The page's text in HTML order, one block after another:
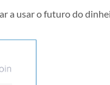
a usar o futuro do